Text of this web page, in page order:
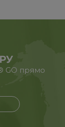
GO прямо